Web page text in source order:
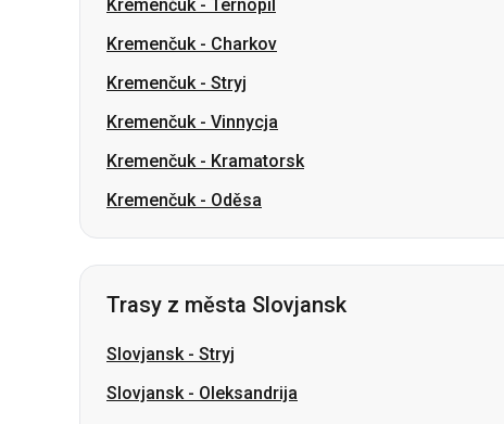
Kremenčuk-Vinnycja
Kremenčuk-Kramatorsk
Kremenčuk-Oděsa
Trasy z města Slovjansk
Slovjansk-Stryj
Slovjansk -Kropyvnyckyj
Slovjansk-Znamjanka
Slovjansk-Berezan